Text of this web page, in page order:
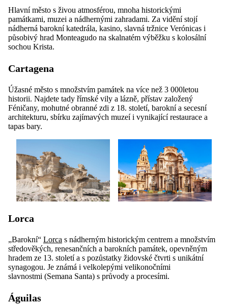
Hlavní město s živou atmosférou, mnoha historickými
památkami, muzei a nádhernými zahradami. Za vidění stojí
nádherná barokní katedrála, kasino, slavná tržnice Verónicas i
působivý hrad Monteagudo na skalnatém výběžku s kolosální
sochou Krista.
Cartagena
Úžasné město s množstvím památek na více než 3 000letou
historii. Najdete tady římské vily a lázně, přístav založený
Féničany, mohutné obranné zdi z 18. století, barokní a secesní
architekturu, sbírku zajímavých muzeí i vynikající restaurace a
tapas bary.
Lorca
„Barokní“ Lorca s nádherným historickým centrem a množstvím
středověkých, renesančních a barokních památek, opevněným
hradem ze 13. století a s pozůstatky židovské čtvrti s unikátní
synagogou. Je známá i velkolepými velikonočními
slavnostmi (Semana Santa) s průvody a procesími.
Águilas